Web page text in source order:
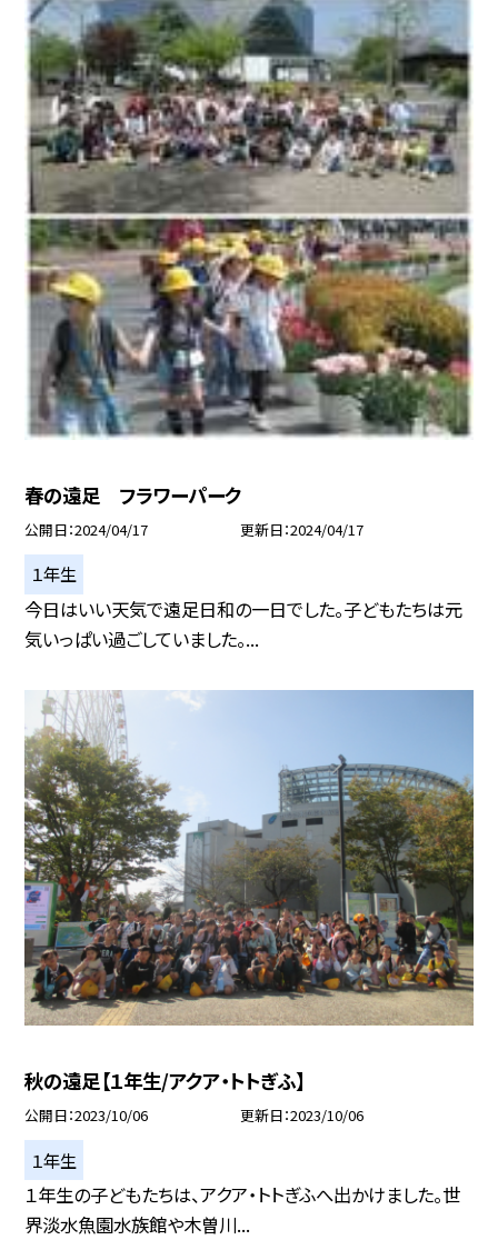
春の遠足 フラワーパーク
公開日 2024/04/17 更新日 2024/04/17
１年生
今日はいい天気で遠足日和の一日でした。子どもたちは元
気いっぱい過ごしていました。...
秋の遠足【１年生/アクア・トトぎふ】
公開日 2023/10/06 更新日 2023/10/06
１年生
１年生の子どもたちは、アクア・トトぎふへ出かけました。世
界淡水魚園水族館や木曽川...